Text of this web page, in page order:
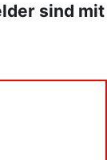
sind mit